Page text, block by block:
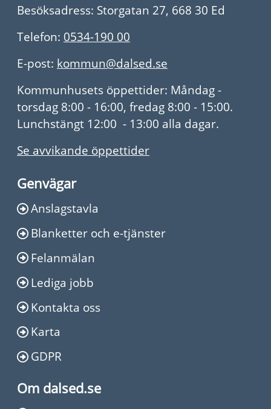
Besöksadress: Storgatan 27, 668 30 Ed
Telefon: 0534-190 00
E-post: kommun@dalsed.se
Kommunhusets öppettider: Måndag -
torsdag 8:00 - 16:00, fredag 8:00 - 15:00.
Lunchstängt 12:00 - 13:00 alla dagar.
Se avvikande öppettider
Genvägar
Anslagstavla
Blanketter och e-tjänster
Felanmälan
Lediga jobb
Kontakta oss
Karta
GDPR
Om dalsed.se